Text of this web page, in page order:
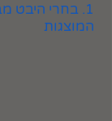
1. בחרי היבט
המוצגות